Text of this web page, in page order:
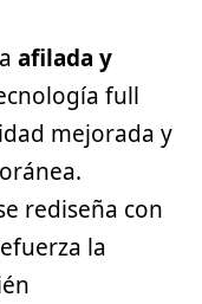
afilada y
full
mejorada y
rediseña con
la